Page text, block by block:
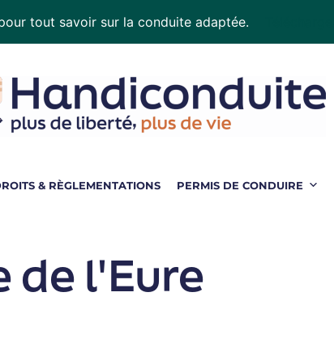
tout savoir sur la conduite adaptée.
& RÈGLEMENTATIONS PERMIS DE CONDUIRE
de l'Eure